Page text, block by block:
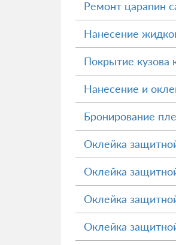
Ремонт царапин
Нанесение
Покрытие кузова
Нанесение и
Бронирование
Оклейка
Оклейка
Оклейка
Оклейка